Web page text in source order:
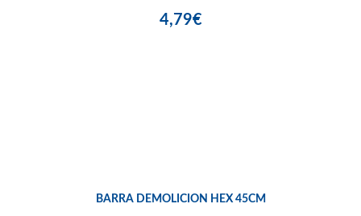
4,79€
BARRA DEMOLICION HEX 45CM